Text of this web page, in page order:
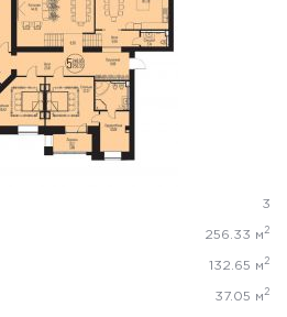
3
256.33 м 2
132.65 м 2
37.05 м 2
Да, удалить Отмена